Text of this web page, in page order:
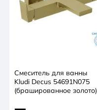
Смеситель для ванны
Kludi Decus 54691N075
(брашированное золото)